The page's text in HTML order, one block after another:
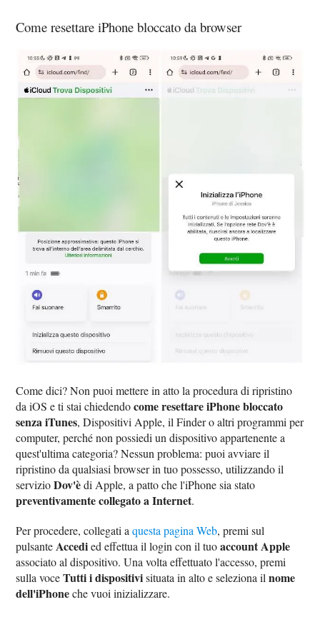
Come resettare iPhone bloccato da browser
Come dici? Non puoi mettere in atto la procedura di ripristino
da iOS e ti stai chiedendocome resettare iPhone bloccato
senza iTunes, Dispositivi Apple, il Finder o altri programmi per
computer, perché non possiedi un dispositivo appartenente a
quest'ultima categoria? Nessun problema: puoi avviare il
ripristino da qualsiasi browser in tuo possesso, utilizzando il
servizioDov'èdi Apple, a patto che l'iPhone sia stato
preventivamente collegato a Internet.
Per procedere, collegati aquesta pagina Web, premi sul
pulsante Accedied effettua il login con il tuoaccount Apple
associato al dispositivo. Una volta effettuato l'accesso, premi
sulla voceTutti i dispositivisituata in alto e seleziona ilnome
dell'iPhoneche vuoi inizializzare.